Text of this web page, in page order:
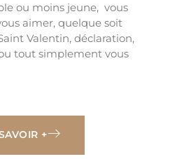
ou moins jeune, vous
aimer, quelque soit
Valentin, déclaration,
tout simplement vous
+